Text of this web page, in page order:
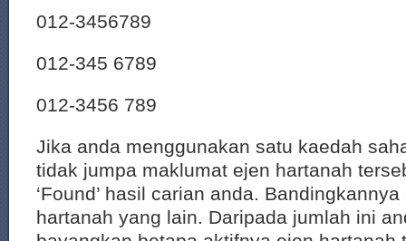
012-3456789
012-345 6789
012-3456 789
Jika anda menggunakan satu kaedah
tidak jumpa maklumat ejen hartanah
‘Found’ hasil carian anda.
hartanah yang lain. Daripada jumlah ini